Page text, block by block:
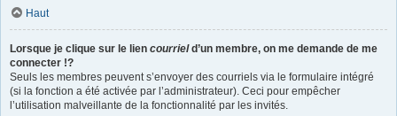
Haut
Lorsque je clique sur le lien courrield’un membre, on me demande de me
connecter !?
Seuls les membres peuvent s’envoyer des courriels via le formulaire intégré
(si la fonction a été activée par l’administrateur). Ceci pour empêcher
l’utilisation malveillante de la fonctionnalité par les invités.